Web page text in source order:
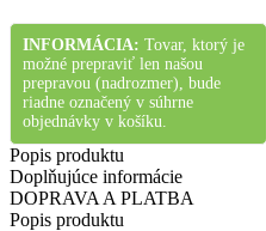
INFORMÁCIA: Tovar, ktorý je
možné prepraviť len našou
prepravou (nadrozmer), bude
riadne označený v súhrne
objednávky v košíku.
Popis produktu
Doplňujúce informácie
DOPRAVA A PLATBA
Popis produktu